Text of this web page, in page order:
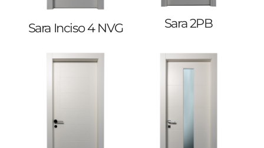
Sara Inciso 4 NVG Sara 2PB